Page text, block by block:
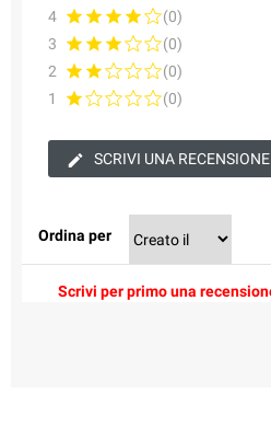
4
(0)
3
(0)
2
(0)
1
(0)
SCRIVI UNA RECENSIONE
Ordina per
Scrivi per primo una